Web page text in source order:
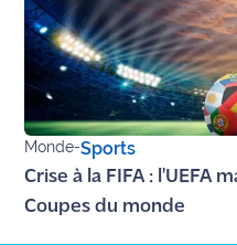
Monde-Sports
Crise à la FIFA : l'UEFA
Coupes du monde